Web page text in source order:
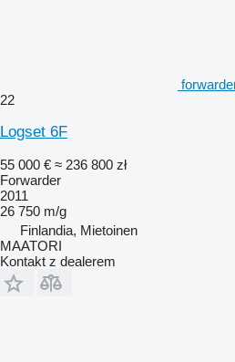
22
Logset 6F
55 000 € ≈ 236 800 zł
Forwarder
2011
26 750 m/g
Finlandia, Mietoinen
MAATORI
Kontakt z dealerem